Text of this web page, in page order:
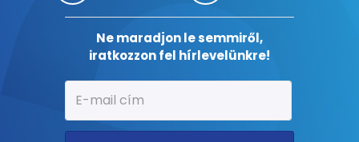
Ne maradjon le semmiről,
iratkozzon fel hírlevelünkre!